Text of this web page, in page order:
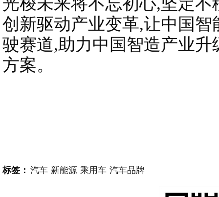
创新驱动产业变革,让中国
驶赛道,助力中国智造产业
方案。
标签： 汽车 新能源 乘用车 汽车品牌